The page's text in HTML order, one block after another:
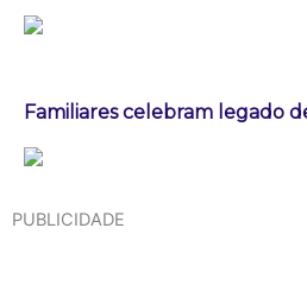
Familiares celebram legado
PUBLICIDADE